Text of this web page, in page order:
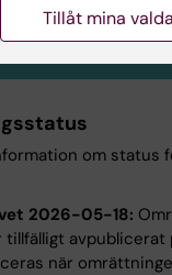
om status
2026-05-18:
avpublicerat
när
Tillåt mina